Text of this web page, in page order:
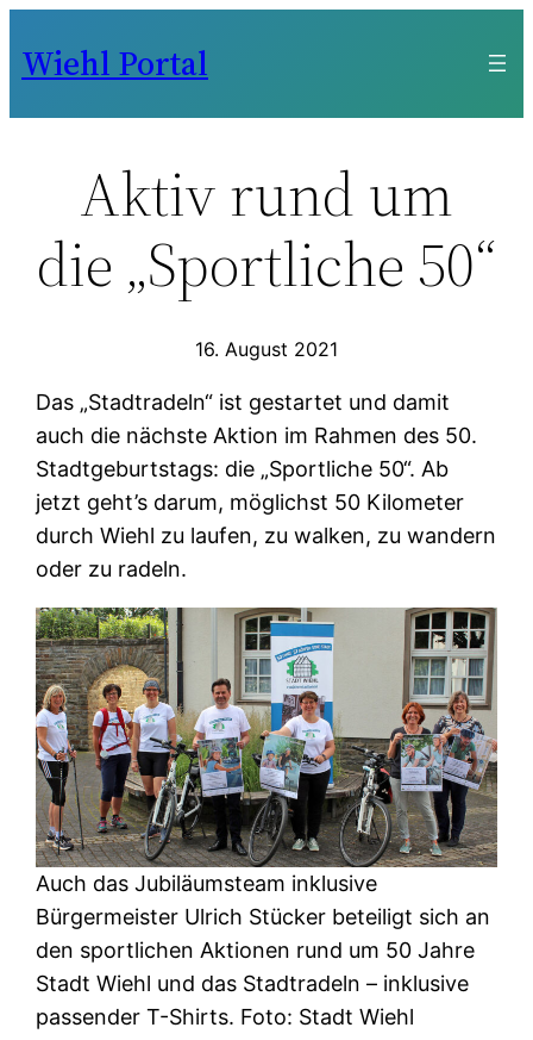
Inhalt
Wiehl Portal
Aktiv rund um
die „Sportliche 50“
16. August 2021
Das „Stadtradeln“ ist gestartet und damit
auch die nächste Aktion im Rahmen des 50.
Stadtgeburtstags: die „Sportliche 50“. Ab
jetzt geht’s darum, möglichst 50 Kilometer
durch Wiehl zu laufen, zu walken, zu wandern
oder zu radeln.
Auch das Jubiläumsteam inklusive
Bürgermeister Ulrich Stücker beteiligt sich an
den sportlichen Aktionen rund um 50 Jahre
Stadt Wiehl und das Stadtradeln – inklusive
passender T-Shirts. Foto: Stadt Wiehl